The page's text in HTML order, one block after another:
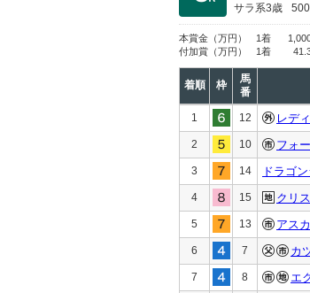
サラ系3歳
本賞金 （万円） 1着
付加賞 （万円） 1着
着順 枠
馬
番
1 12 レデ
2 10 フォ
3 14 ドラゴ
4 15 クリ
5 13 アス
6 7 カ
7 8 エ